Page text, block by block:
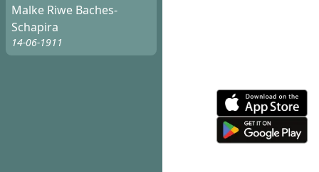
Malke Riwe Baches-
Schapira
14-06-1911